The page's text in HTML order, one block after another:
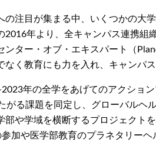
の注目が集まる中、いくつかの大
2016年より、全キャンパス連携
ンター・オブ・エキスパート（
なく教育にも力を入れ、キャンパ
年の全学をあげてのアクショ
がる課題を同定し、グローバルヘ
部や学域を横断するプロジェクト
参加や医学部教育のプラネタリー